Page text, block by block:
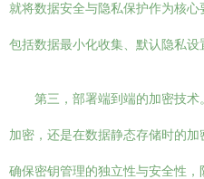
就将数据安全与隐私保护作为核
包括数据最小化收集、默认隐私设
第三，部署端到端的加密技
加密，还是在数据静态存储时的
确保密钥管理的独立性与安全性，